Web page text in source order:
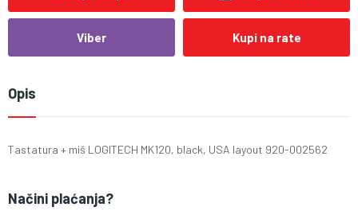
Viber Kupi na rate
Opis
Tastatura + miš LOGITECH MK120, black, USA layout 920-002562
Načini plaćanja?